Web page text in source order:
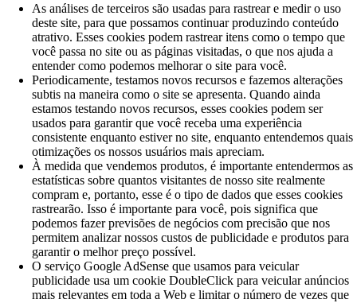
As análises de terceiros são usadas para rastrear e medir o uso
deste site, para que possamos continuar produzindo conteúdo
atrativo. Esses cookies podem rastrear itens como o tempo que
você passa no site ou as páginas visitadas, o que nos ajuda a
entender como podemos melhorar o site para você.
Periodicamente, testamos novos recursos e fazemos alterações
subtis na maneira como o site se apresenta. Quando ainda
estamos testando novos recursos, esses cookies podem ser
usados ​​para garantir que você receba uma experiência
consistente enquanto estiver no site, enquanto entendemos quais
otimizações os nossos usuários mais apreciam.
À medida que vendemos produtos, é importante entendermos as
estatísticas sobre quantos visitantes de nosso site realmente
compram e, portanto, esse é o tipo de dados que esses cookies
rastrearão. Isso é importante para você, pois significa que
podemos fazer previsões de negócios com precisão que nos
permitem analizar nossos custos de publicidade e produtos para
garantir o melhor preço possível.
O serviço Google AdSense que usamos para veicular
publicidade usa um cookie DoubleClick para veicular anúncios
mais relevantes em toda a Web e limitar o número de vezes que